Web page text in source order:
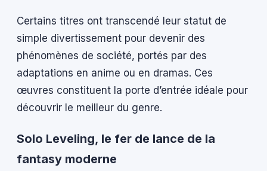
Certains titres ont transcendé leur statut de
simple divertissement pour devenir des
phénomènes de société, portés par des
adaptations en anime ou en dramas. Ces
œuvres constituent la porte d’entrée idéale pour
découvrir le meilleur du genre.
Solo Leveling, le fer de lance de la
fantasy moderne